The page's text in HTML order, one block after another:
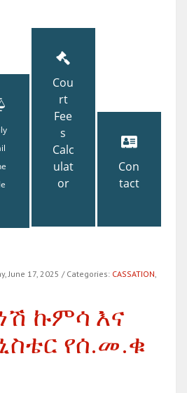
Cou
rt
Fee
s
Calc
ulat
or
Con
tact
June 17, 2025 / Categories: CASSATION,
ኩምሳ እና
የሰ.መ.ቁ